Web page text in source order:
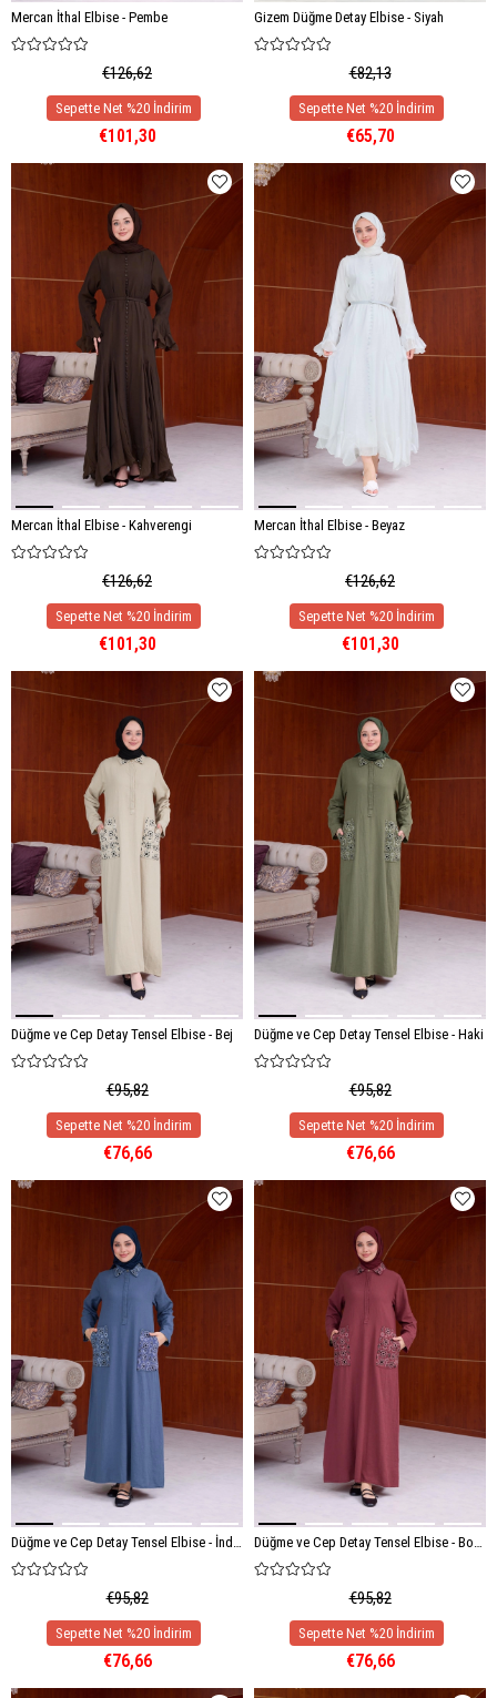
Mercan İthal Elbise - Pembe
€126,62
€101,30
Gizem Düğme Detay Elbise - Siyah
€82,13
€65,70
Mercan İthal Elbise - Kahverengi
€126,62
€101,30
Mercan İthal Elbise - Beyaz
€126,62
€101,30
Düğme ve Cep Detay Tensel Elbise - Bej
€95,82
€76,66
Düğme ve Cep Detay Tensel Elbise - Haki
€95,82
€76,66
Düğme ve Cep Detay Tensel Elbise - İndigo
€95,82
€76,66
Düğme ve Cep Detay Tensel Elbise - Bordo
€95,82
€76,66